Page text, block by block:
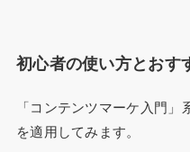
初心者の使い方とおす
「コンテンツマーケ入門
を適用してみます。